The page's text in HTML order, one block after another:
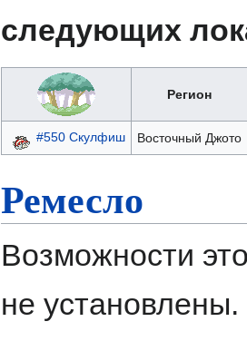
следующих
Регион
#550 Скулфиш Восточный Джото
Ремесло
Возможности
не установлены.